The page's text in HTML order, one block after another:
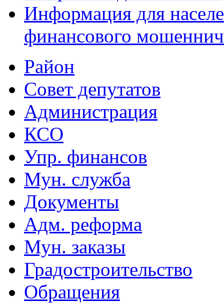
Информация для
финансового
Район
Совет депутатов
Администрация
КСО
Упр. финансов
Мун. служба
Документы
Адм. реформа
Мун. заказы
Градостроительство
Обращения